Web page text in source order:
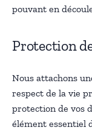
pouvant en
Protection
Nous attachons
respect de la vie
protection de vos
élément essentiel